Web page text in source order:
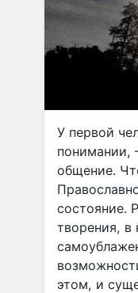
У первой
понимании,
общение.
состояние.
творения, в
этом, и